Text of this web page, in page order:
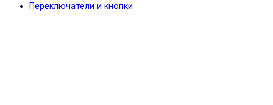
Переключатели и кнопки